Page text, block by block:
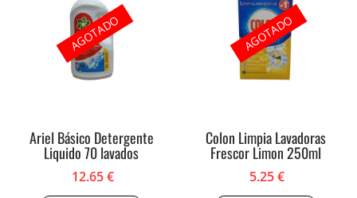
Ariel Básico Detergente
Liquido 70 lavados
12.65€
AGOTADO
Colon Limpia Lavadoras
Frescor Limon 250ml
5.25€
AGOTADO